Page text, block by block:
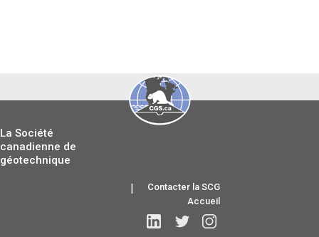
La Société
canadienne de
géotechnique
Contacter la SCG
|
Accueil